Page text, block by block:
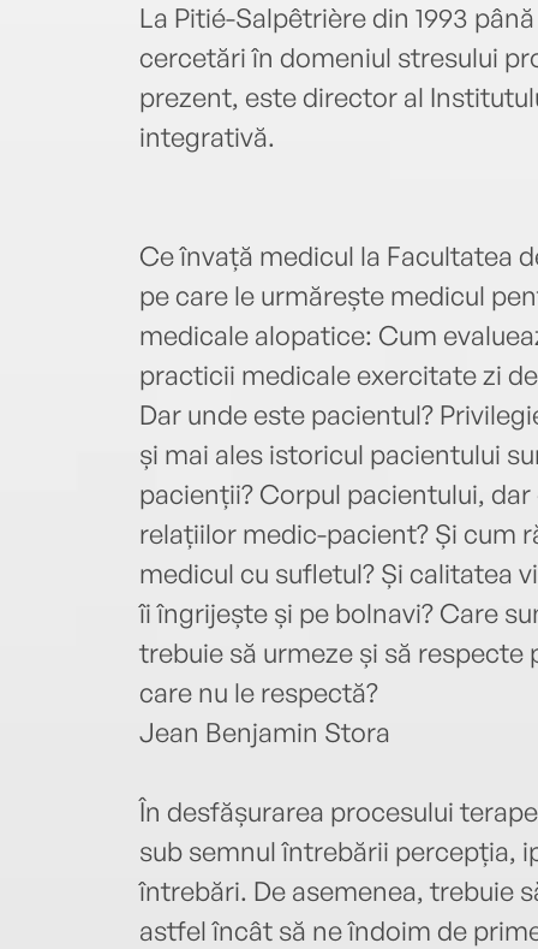
La Pitié-Salpêtrière din 1993
cercetări în domeniul stresului
prezent, este director al
integrativă.
Ce învață medicul la Facultatea
pe care le urmărește medicul
medicale alopatice: Cum
practicii medicale exercitate zi
Dar unde este pacientul?
și mai ales istoricul pacientului
pacienții? Corpul pacientului,
relațiilor medic-pacient? Și cum
medicul cu sufletul? Și calitatea
îi îngrijește și pe bolnavi? Care
trebuie să urmeze și să
care nu le respectă?
Jean Benjamin Stora
În desfășurarea procesului
sub semnul întrebării percepția,
întrebări. De asemenea, trebuie
astfel încât să ne îndoim de